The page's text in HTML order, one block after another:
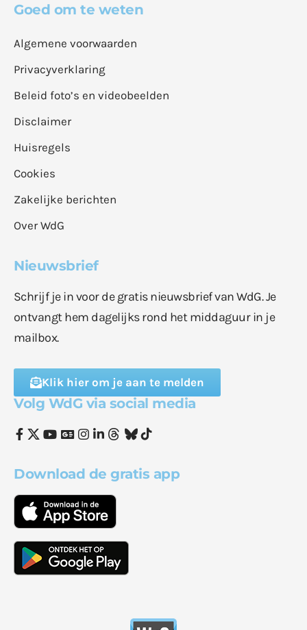
Goed om te weten
Algemene voorwaarden
Privacyverklaring
Beleid foto’s en videobeelden
Disclaimer
Huisregels
Cookies
Zakelijke berichten
Over WdG
Nieuwsbrief
Schrijf je in voor de gratis nieuwsbrief van WdG. Je
ontvangt hem dagelijks rond het middaguur in je
mailbox.
Klik hier om je aan te melden
Volg WdG via social media
Download de gratis app